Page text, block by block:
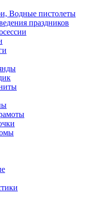
Водные пистолеты
праздников